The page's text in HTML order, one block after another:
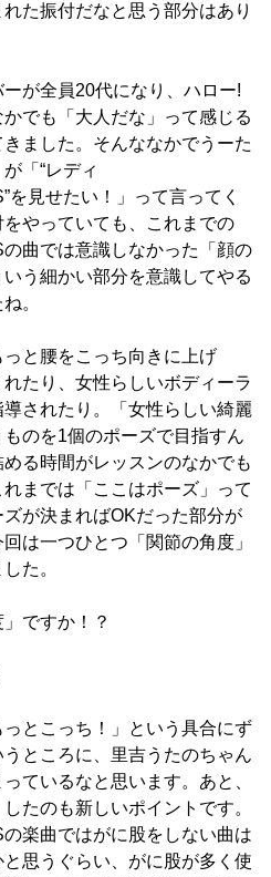
た振付だなと思う部分はあり
が全員20代になり、ハロー!
でも「大人だな」って感じる
ました。そんななかでうーた
「“レディ
を見せたい！」って言ってく
やっていても、これまでの
曲では意識しなかった「顔の
う細かい部分を意識してやる
。
と腰をこっち向きに上げ
たり、女性らしいボディーラ
されたり。「女性らしい綺麗
のを1個のポーズで目指すん
る時間がレッスンのなかでも
までは「ここはポーズ」って
が決まればOKだった部分が
は一つひとつ「関節の角度」
た。
ですか！？
とこっち！」という具合にず
ところに、里吉うたのちゃん
ているなと思います。あと、
したのも新しいポイントです。
楽曲ではがに股をしない曲は
思うぐらい、がに股が多く使